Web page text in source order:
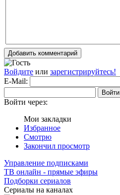
Добавить комментарий
Войдите или зарегистрируйтесь!
E-Mail:
Войти
Войти через:
Мои закладки
Избранное
Смотрю
Закончил просмотр
Управление подписками
ТВ онлайн - прямые эфиры
Подборки сериалов
Сериалы на каналах